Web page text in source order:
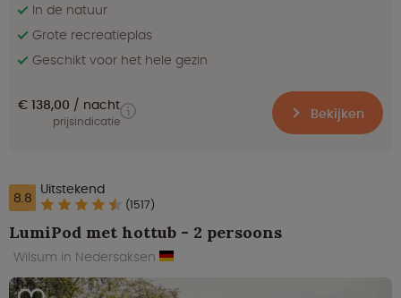
In de natuur
Grote recreatieplas
Geschikt voor het hele gezin
€ 138,00 nacht
prijsindicatie Bekijken
8.8 Uitstekend
(1517)
LumiPod met hottub - 2 persoons
Wilsum in Nedersaksen